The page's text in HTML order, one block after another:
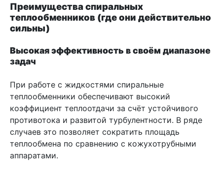
Преимущества спиральных
теплообменников (где они действительно
сильны)
Высокая эффективность в своём диапазоне
задач
При работе с жидкостями спиральные
теплообменники обеспечивают высокий
коэффициент теплоотдачи за счёт устойчивого
противотока и развитой турбулентности. В ряде
случаев это позволяет сократить площадь
теплообмена по сравнению с кожухотрубными
аппаратами.